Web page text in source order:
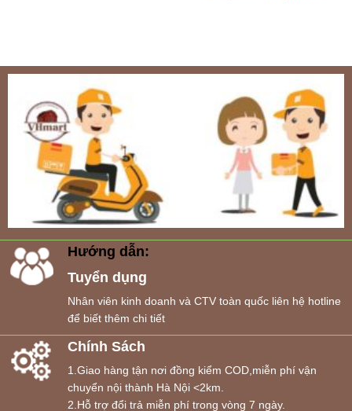
Hướng dẫn:
Tuyển dụng
Nhân viên kinh doanh và CTV toàn quốc liên hệ hotline
để biết thêm chi tiết
Chính Sách
1.Giao hàng tận nơi đồng kiểm COD,miễn phí vận
chuyển nội thành Hà Nội <2km.
2.Hỗ trợ đổi trả miễn phí trong vòng 7 ngày.